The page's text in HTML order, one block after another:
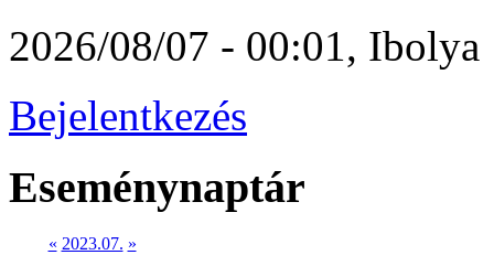
2026/08/07 - 00:01 , Ibolya
Bejelentkezés
Eseménynaptár
« 2023.07. »